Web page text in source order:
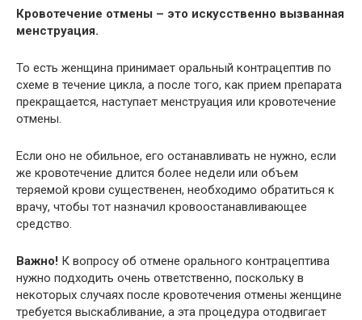
Кровотечение отмены – это искусственно вызванная
менструация.
То есть женщина принимает оральный контрацептив по
схеме в течение цикла, а после того, как прием препарата
прекращается, наступает менструация или кровотечение
отмены.
Если оно не обильное, его останавливать не нужно, если
же кровотечение длится более недели или объем
теряемой крови существенен, необходимо обратиться к
врачу, чтобы тот назначил кровоостанавливающее
средство.
Важно! К вопросу об отмене орального контрацептива
нужно подходить очень ответственно, поскольку в
некоторых случаях после кровотечения отмены женщине
требуется выскабливание, а эта процедура отодвигает